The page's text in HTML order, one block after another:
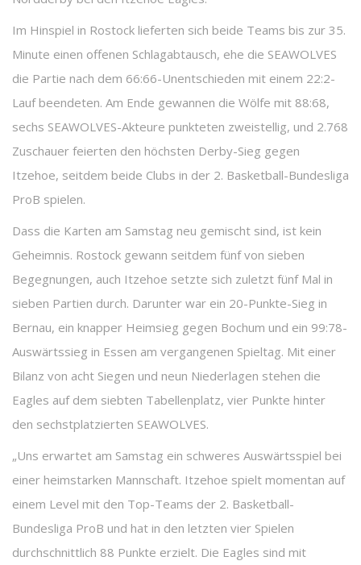
Im Hinspiel in Rostock lieferten sich beide Teams bis zur 35.
Minute einen offenen Schlagabtausch, ehe die SEAWOLVES
die Partie nach dem 66:66-Unentschieden mit einem 22:2-
Lauf beendeten. Am Ende gewannen die Wölfe mit 88:68,
sechs SEAWOLVES-Akteure punkteten zweistellig, und 2.768
Zuschauer feierten den höchsten Derby-Sieg gegen
Itzehoe, seitdem beide Clubs in der 2. Basketball-Bundesliga
ProB spielen.
Dass die Karten am Samstag neu gemischt sind, ist kein
Geheimnis. Rostock gewann seitdem fünf von sieben
Begegnungen, auch Itzehoe setzte sich zuletzt fünf Mal in
sieben Partien durch. Darunter war ein 20-Punkte-Sieg in
Bernau, ein knapper Heimsieg gegen Bochum und ein 99:78-
Auswärtssieg in Essen am vergangenen Spieltag. Mit einer
Bilanz von acht Siegen und neun Niederlagen stehen die
Eagles auf dem siebten Tabellenplatz, vier Punkte hinter
den sechstplatzierten SEAWOLVES.
„Uns erwartet am Samstag ein schweres Auswärtsspiel bei
einer heimstarken Mannschaft. Itzehoe spielt momentan auf
einem Level mit den Top-Teams der 2. Basketball-
Bundesliga ProB und hat in den letzten vier Spielen
durchschnittlich 88 Punkte erzielt. Die Eagles sind mit